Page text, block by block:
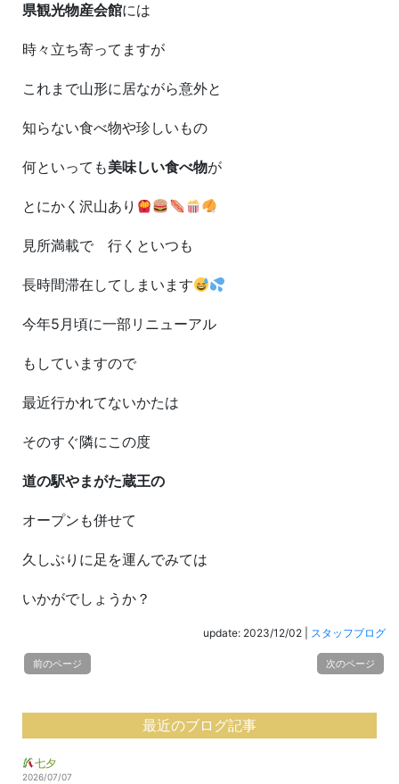
県観光物産会館には
時々立ち寄ってますが
これまで山形に居ながら意外と
知らない食べ物や珍しいもの
何といっても美味しい食べ物が
とにかく沢山あり
見所満載で 行くといつも
長時間滞在してしまいます
今年5月頃に一部リニューアル
もしていますので
最近行かれてないかたは
そのすぐ隣にこの度
道の駅やまがた蔵王の
オープンも併せて
久しぶりに足を運んでみては
いかがでしょうか？
update: 2023/12/02 スタッフブログ
前のページ 次のページ
最近のブログ記事
七夕
2026/07/07